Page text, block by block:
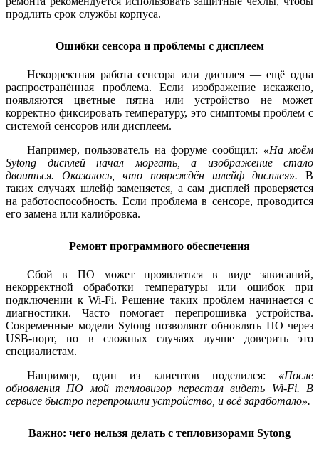
продлить срок службы корпуса.
Ошибки сенсора и проблемы с дисплеем
Некорректная работа сенсора или дисплея — ещё одна
распространённая проблема. Если изображение искажено,
появляются цветные пятна или устройство не может
корректно фиксировать температуру, это симптомы проблем с
системой сенсоров или дисплеем.
Например, пользователь на форуме сообщил: «На моём
Sytong дисплей начал моргать, а изображение стало
двоиться. Оказалось, что повреждён шлейф дисплея». В
таких случаях шлейф заменяется, а сам дисплей проверяется
на работоспособность. Если проблема в сенсоре, проводится
его замена или калибровка.
Ремонт программного обеспечения
Сбой в ПО может проявляться в виде зависаний,
некорректной обработки температуры или ошибок при
подключении к Wi-Fi. Решение таких проблем начинается с
диагностики. Часто помогает перепрошивка устройства.
Современные модели Sytong позволяют обновлять ПО через
USB-порт, но в сложных случаях лучше доверить это
специалистам.
Например, один из клиентов поделился: «После
обновления ПО мой тепловизор перестал видеть Wi-Fi. В
сервисе быстро перепрошили устройство, и всё заработало».
Важно: чего нельзя делать с тепловизорами Sytong